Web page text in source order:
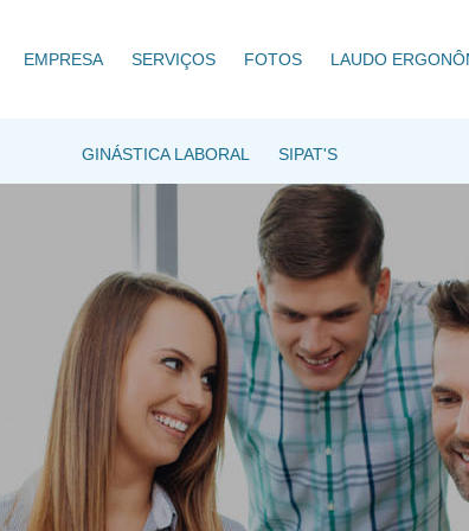
EMPRESA SERVIÇOS FOTOS LAUDO
GINÁSTICA LABORAL SIPAT'S